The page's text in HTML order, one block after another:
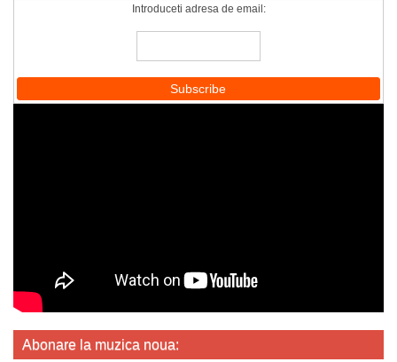
Introduceti adresa de email:
Abonare la muzica noua: